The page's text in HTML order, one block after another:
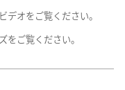
デオをご覧ください。
をご覧ください。